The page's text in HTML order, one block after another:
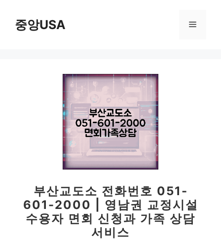
중앙USA 메
부산교도소 전화번호 051-
601-2000 | 영남권 교정시설
수용자 면회 신청과 가족 상담
서비스